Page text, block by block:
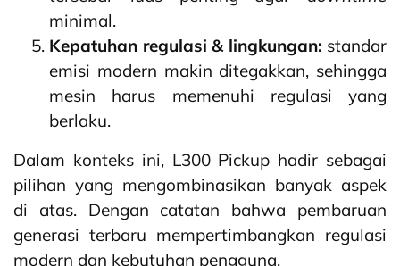
minimal.
Kepatuhan regulasi & lingkungan: standar
emisi modern makin ditegakkan, sehingga
mesin harus memenuhi regulasi yang
berlaku.
Dalam konteks ini, L300 Pickup hadir sebagai
pilihan yang mengombinasikan banyak aspek
di atas. Dengan catatan bahwa pembaruan
generasi terbaru mempertimbangkan regulasi
modern dan kebutuhan pengguna.